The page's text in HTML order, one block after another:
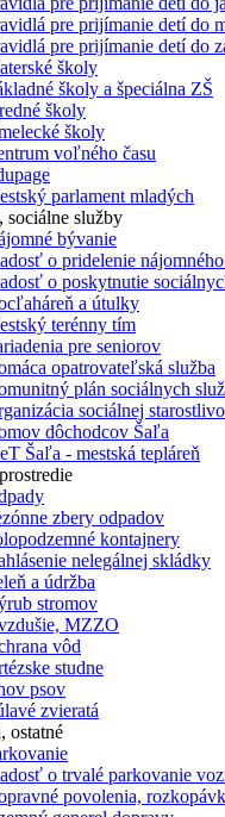
pre prijímanie detí do
pre prijímanie detí do
školy
školy a špeciálna ZŠ
školy
školy
voľného času
parlament mladých
sociálne služby
bývanie
o pridelenie
o poskytnutie
a útulky
terénny tím
pre seniorov
opatrovateľská služba
plán sociálnych
sociálnej
dôchodcov Šaľa
Šaľa - mestská tepláreň
zbery odpadov
kontajnery
nelegálnej skládky
a údržba
stromov
MZZO
vôd
studne
psov
zvieratá
ostatné
o trvalé parkovanie
povolenia,